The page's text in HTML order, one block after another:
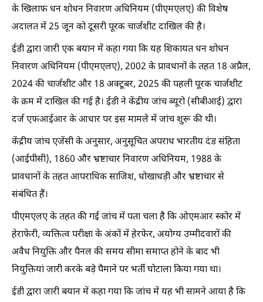
के खिलाफ धन शोधन निवारण अधिनियम (पीएमएलए) की विशेष
अदालत में 25 जून को दूसरी पूरक चार्जशीट दाखिल की है।
ईडी द्वारा जारी एक बयान में कहा गया कि यह शिकायत धन शोधन
निवारण अधिनियम (पीएमएलए), 2002 के प्रावधानों के तहत 18 अप्रैल,
2024 की चार्जशीट और 18 अक्टूबर, 2025 की पहली पूरक चार्जशीट
के क्रम में दाखिल की गई है। ईडी ने केंद्रीय जांच ब्यूरो (सीबीआई) द्वारा
दर्ज एफआईआर के आधार पर इस मामले में जांच शुरू की थी।
केंद्रीय जांच एजेंसी के अनुसार, अनुसूचित अपराध भारतीय दंड संहिता
(आईपीसी), 1860 और भ्रष्टाचार निवारण अधिनियम, 1988 के
प्रावधानों के तहत आपराधिक साजिश, धोखाधड़ी और भ्रष्टाचार से
संबंधित हैं।
पीएमएलए के तहत की गई जांच में पता चला है कि ओएमआर स्कोर में
हेराफेरी, व्यक्तित्व परीक्षा के अंकों में हेरफेर, अयोग्य उम्मीदवारों की
अवैध नियुक्ति और पैनल की समय सीमा समाप्त होने के बाद भी
नियुक्तियां जारी करके बड़े पैमाने पर भर्ती घोटाला किया गया था।
ईडी द्वारा जारी बयान में कहा गया कि जांच में यह भी सामने आया है कि